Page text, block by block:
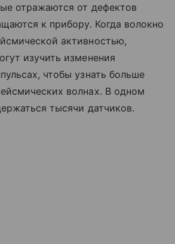
отражаются от дефектов
к прибору. Когда волокно
активностью,
изучить изменения
чтобы узнать больше
волнах. В одном
тысячи датчиков.